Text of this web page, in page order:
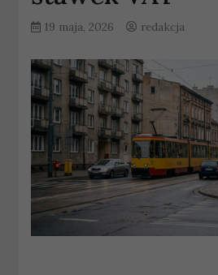
19 maja, 2026 redakcja